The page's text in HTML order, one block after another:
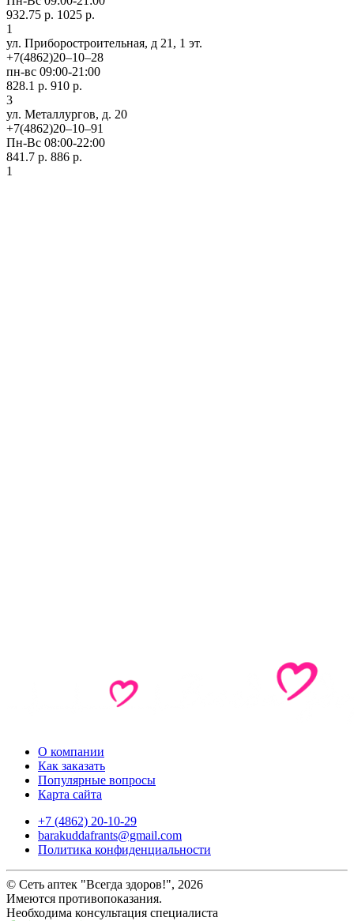
932.75 р. 1025 р.
1
ул. Приборостроительная, д 21, 1 эт.
+7(4862)20‒10‒28
пн-вс 09:00-21:00
828.1 р. 910 р.
3
ул. ​Металлургов, д. 20
+7(4862)20‒10‒91
Пн-Вс 08:00-22:00
841.7 р. 886 р.
1
О компании
Как заказать
Популярные вопросы
Карта сайта
+7 (4862) 20-10-29
barakuddafrants@gmail.com
Политика конфиденциальности
© Сеть аптек "Всегда здоров!", 2026
Имеются противопоказания.
Необходима консультация специалиста